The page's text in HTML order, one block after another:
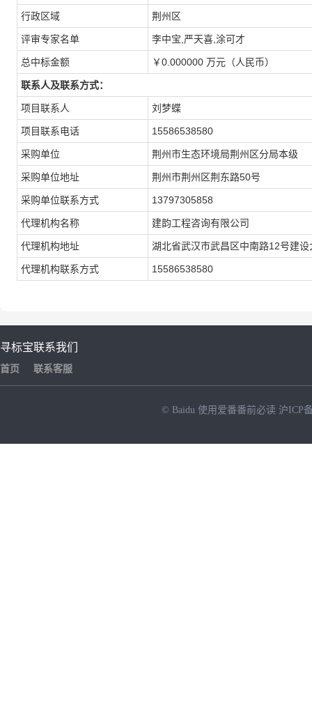
行政区域 荆州区
评审专家名单 李中宝,严天喜,涂可才
总中标金额 ￥0.000000 万元（人民币）
联系人及联系方式：
项目联系人 刘梦蝶
项目联系电话 15586538580
采购单位 荆州市生态环境局荆州区分局本级
采购单位地址 荆州市荆州区荆东路50号
采购单位联系方式 13797305858
代理机构名称 建韵工程咨询有限公司
代理机构地址 湖北省武汉市武昌区中南路12号建
代理机构联系方式 15586538580
寻标宝
首页
联系我们
联系客服
© Baidu 使用爱番番前必读 沪ICP